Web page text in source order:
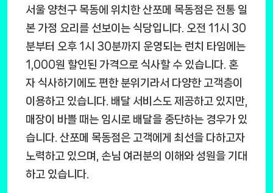
서울 양천구 목동에 위치한 산쪼메 목동점은 전통 일
본 가정 요리를 선보이는 식당입니다. 오전 11시 30
분부터 오후 1시 30분까지 운영되는 런치 타임에는
1,000원 할인된 가격으로 식사할 수 있습니다. 혼
자 식사하기에도 편한 분위기라서 다양한 고객층이
이용하고 있습니다. 배달 서비스도 제공하고 있지만,
매장이 바쁠 때는 임시로 배달을 중단하는 경우가 있
습니다. 산쪼메 목동점은 고객에게 최선을 다하고자
노력하고 있으며, 손님 여러분의 이해와 성원을 기대
하고 있습니다.